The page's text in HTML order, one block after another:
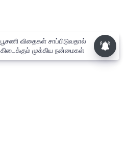
பூசணி விதைகள் சாப்பிடுவதால்
கிடைக்கும் முக்கிய நன்மைகள்